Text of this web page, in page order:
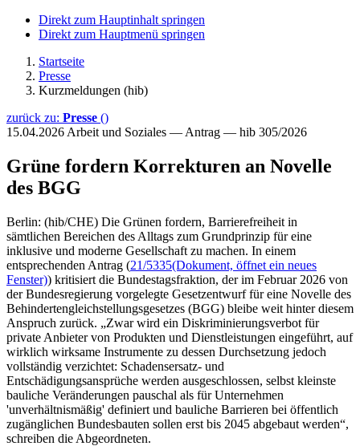
Direkt zum Hauptinhalt springen
Direkt zum Hauptmenü springen
Startseite
Presse
Kurzmeldungen (hib)
zurück zu: Presse ()
15.04.2026 Arbeit und Soziales — Antrag — hib 305/2026
Grüne fordern Korrekturen an Novelle
des BGG
Berlin: (hib/CHE) Die Grünen fordern, Barrierefreiheit in
sämtlichen Bereichen des Alltags zum Grundprinzip für eine
inklusive und moderne Gesellschaft zu machen. In einem
entsprechenden Antrag (21/5335(Dokument, öffnet ein neues
Fenster)) kritisiert die Bundestagsfraktion, der im Februar 2026 von
der Bundesregierung vorgelegte Gesetzentwurf für eine Novelle des
Behindertengleichstellungsgesetzes (BGG) bleibe weit hinter diesem
Anspruch zurück. „Zwar wird ein Diskriminierungsverbot für
private Anbieter von Produkten und Dienstleistungen eingeführt, auf
wirklich wirksame Instrumente zu dessen Durchsetzung jedoch
vollständig verzichtet: Schadensersatz- und
Entschädigungsansprüche werden ausgeschlossen, selbst kleinste
bauliche Veränderungen pauschal als für Unternehmen
'unverhältnismäßig' definiert und bauliche Barrieren bei öffentlich
zugänglichen Bundesbauten sollen erst bis 2045 abgebaut werden“,
schreiben die Abgeordneten.